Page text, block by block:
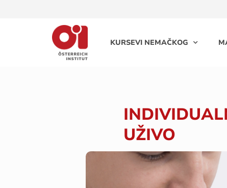
KURSEVI NEMAČKOG
UŽIVO